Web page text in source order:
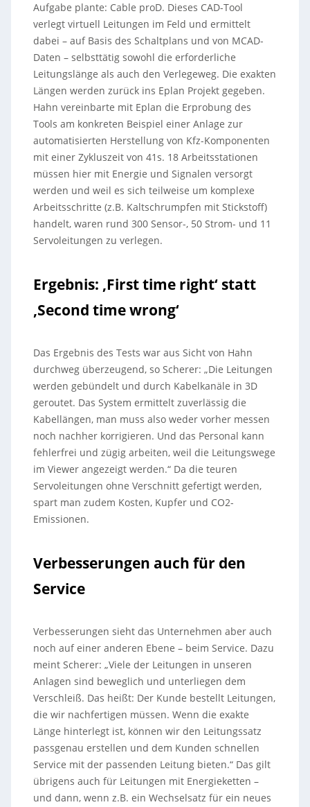
Aufgabe plante: Cable proD. Dieses CAD-Tool
verlegt virtuell Leitungen im Feld und ermittelt
dabei – auf Basis des Schaltplans und von MCAD-
Daten – selbsttätig sowohl die erforderliche
Leitungslänge als auch den Verlegeweg. Die exakten
Längen werden zurück ins Eplan Projekt gegeben.
Hahn vereinbarte mit Eplan die Erprobung des
Tools am konkreten Beispiel einer Anlage zur
automatisierten Herstellung von Kfz-Komponenten
mit einer Zykluszeit von 41s. 18 Arbeitsstationen
müssen hier mit Energie und Signalen versorgt
werden und weil es sich teilweise um komplexe
Arbeitsschritte (z.B. Kaltschrumpfen mit Stickstoff)
handelt, waren rund 300 Sensor-, 50 Strom- und 11
Servoleitungen zu verlegen.
Ergebnis: ‚First time right‘ statt
‚Second time wrong‘
Das Ergebnis des Tests war aus Sicht von Hahn
durchweg überzeugend, so Scherer: „Die Leitungen
werden gebündelt und durch Kabelkanäle in 3D
geroutet. Das System ermittelt zuverlässig die
Kabellängen, man muss also weder vorher messen
noch nachher korrigieren. Und das Personal kann
fehlerfrei und zügig arbeiten, weil die Leitungswege
im Viewer angezeigt werden.“ Da die teuren
Servoleitungen ohne Verschnitt gefertigt werden,
spart man zudem Kosten, Kupfer und CO2-
Emissionen.
Verbesserungen auch für den
Service
Verbesserungen sieht das Unternehmen aber auch
noch auf einer anderen Ebene – beim Service. Dazu
meint Scherer: „Viele der Leitungen in unseren
Anlagen sind beweglich und unterliegen dem
Verschleiß. Das heißt: Der Kunde bestellt Leitungen,
die wir nachfertigen müssen. Wenn die exakte
Länge hinterlegt ist, können wir den Leitungssatz
passgenau erstellen und dem Kunden schnellen
Service mit der passenden Leitung bieten.“ Das gilt
übrigens auch für Leitungen mit Energieketten –
und dann, wenn z.B. ein Wechselsatz für ein neues